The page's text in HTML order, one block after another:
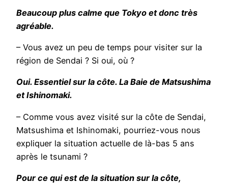
Beaucoup plus calme que Tokyo et donc très
agréable.
– Vous avez un peu de temps pour visiter sur la
région de Sendai ? Si oui, où ?
Oui. Essentiel sur la côte. La Baie de Matsushima
et Ishinomaki.
– Comme vous avez visité sur la côte de Sendai,
Matsushima et Ishinomaki, pourriez-vous nous
expliquer la situation actuelle de là-bas 5 ans
après le tsunami ?
Pour ce qui est de la situation sur la côte,